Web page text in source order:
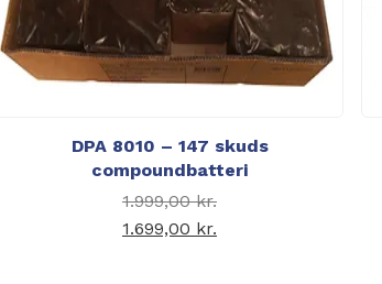
DPA 8010 – 147 skuds
compoundbatteri
1.999,00kr.
1.699,00 kr.